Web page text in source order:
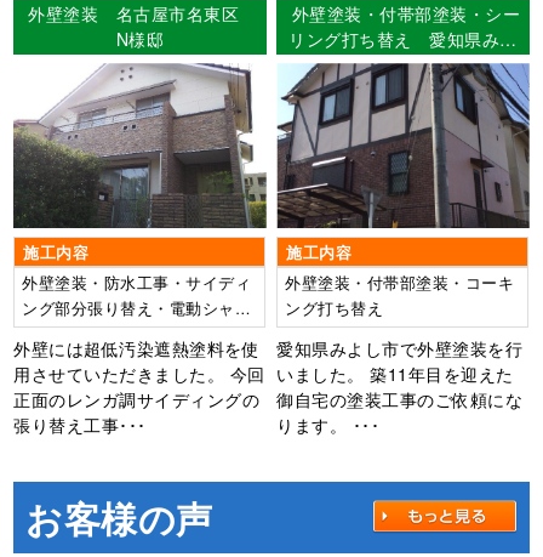
外壁塗装 名古屋市名東区
N様邸
施工内容
外壁塗装・防水工事・サイディ
ング部分張り替え・電動シャッ
ター工事
外壁には超低汚染遮熱塗料を使
用させていただきました。 今回
正面のレンガ調サイディングの
張り替え工事･･･
外壁塗装・付帯部塗装・シー
リング打ち替え 愛知県みよ
し市 I様邸
施工内容
外壁塗装・付帯部塗装・コーキ
ング打ち替え
愛知県みよし市で外壁塗装を行
いました。 築11年目を迎えた
御自宅の塗装工事のご依頼にな
ります。 ･･･
お客様の声